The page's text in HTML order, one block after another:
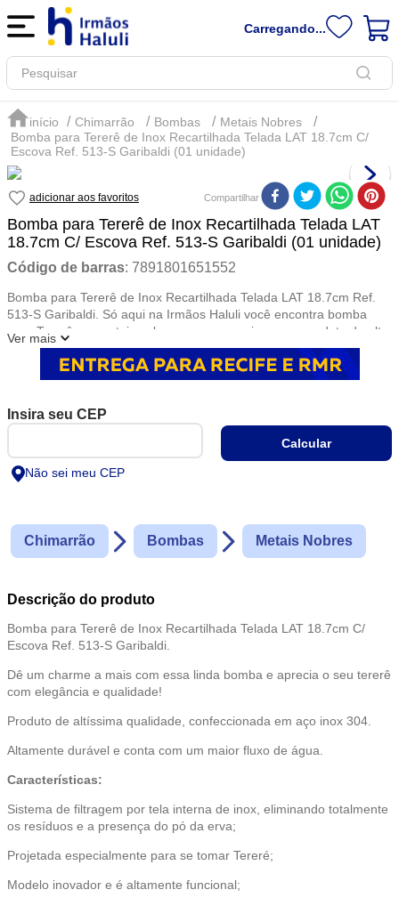
Carregando...
Pesquisar
Chimarrão Bombas
Metais Nobres
Bomba para Tererê de Inox Recartilhada Telada LAT 18.7cm C/
Escova Ref. 513-S Garibaldi (01 unidade)
Compartilhar
Bomba para Tererê de Inox Recartilhada Telada LAT
18.7cm C/ Escova Ref. 513-S Garibaldi (01 unidade)
Código de barras: 7891801651552
Bomba para Tererê de Inox Recartilhada Telada LAT 18.7cm Ref.
513-S Garibaldi. Só aqui na Irmãos Haluli você encontra bomba
para Tererê em metais nobres como o aço inox, um produto de alta
qualidade e preço baixo. Compre agora e receba em casa!
Ver mais
Não sei meu CEP
Chimarrão Bombas Metais Nobres
Descrição do produto
Bomba para Tererê de Inox Recartilhada Telada LAT 18.7cm C/
Escova Ref. 513-S Garibaldi.
Dê um charme a mais com essa linda bomba e aprecia o seu tererê
com elegância e qualidade!
Produto de altíssima qualidade, confeccionada em aço inox 304.
Altamente durável e conta com um maior fluxo de água.
Características:
Sistema de filtragem por tela interna de inox, eliminando totalmente
os resíduos e a presença do pó da erva;
Projetada especialmente para se tomar Tereré;
Modelo inovador e é altamente funcional;